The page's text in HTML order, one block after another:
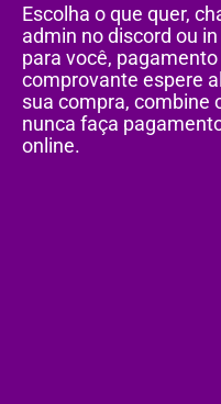
Escolha o que quer,
admin no discord ou
para você,
comprovante espere
sua compra, combine
nunca faça
online.